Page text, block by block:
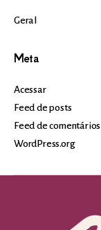
Geral
Meta
Acessar
Feed de posts
Feed de comentários
WordPress.org